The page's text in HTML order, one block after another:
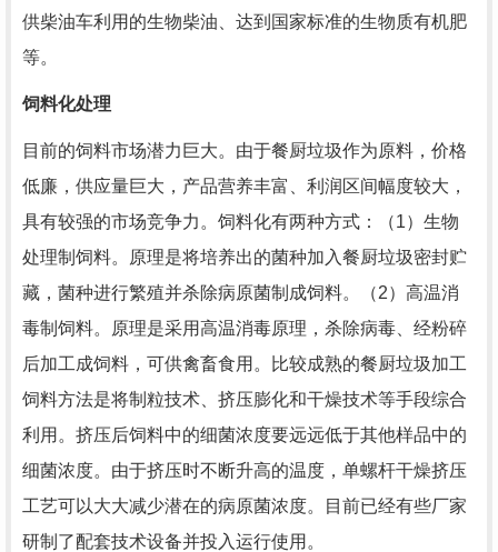
供柴油车利用的生物柴油、达到国家标准的生物质有机肥
等。
饲料化处理
目前的饲料市场潜力巨大。由于餐厨垃圾作为原料，价格
低廉，供应量巨大，产品营养丰富、利润区间幅度较大，
具有较强的市场竞争力。饲料化有两种方式：（1）生物
处理制饲料。原理是将培养出的菌种加入餐厨垃圾密封贮
藏，菌种进行繁殖并杀除病原菌制成饲料。（2）高温消
毒制饲料。原理是采用高温消毒原理，杀除病毒、经粉碎
后加工成饲料，可供禽畜食用。比较成熟的餐厨垃圾加工
饲料方法是将制粒技术、挤压膨化和干燥技术等手段综合
利用。挤压后饲料中的细菌浓度要远远低于其他样品中的
细菌浓度。由于挤压时不断升高的温度，单螺杆干燥挤压
工艺可以大大减少潜在的病原菌浓度。目前已经有些厂家
研制了配套技术设备并投入运行使用。